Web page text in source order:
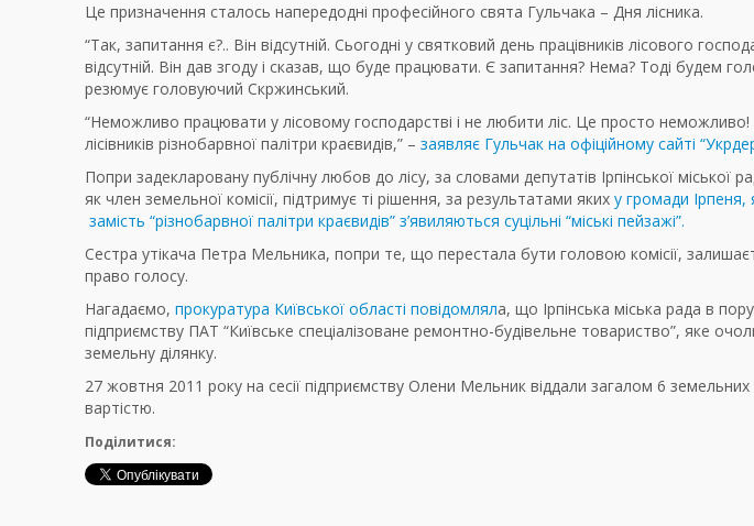
Це призначення сталось напередодні професійного свята Гульчака – Дня лісника.
“Так, запитання є?.. Він відсутній. Сьогодні у святковий день працівників лісового
відсутній. Він дав згоду і сказав, що буде працювати. Є запитання? Нема? Тоді будем
резюмує головуючий Скржинський.
“Неможливо працювати у лісовому господарстві і не любити ліс. Це просто неможливо!
лісівників різнобарвної палітри краєвидів,” – заявляє Гульчак на офіційному сайті
Попри задекларовану публічну любов до лісу, за словами депутатів Ірпінської міської
як член земельної комісії, підтримує ті рішення, за результатами яких у громади Ірпеня,
замість “різнобарвної палітри краєвидів” з’явиляються суцільні “міські пейзажі”.
Сестра утікача Петра Мельника, попри те, що перестала бути головою комісії,
право голосу.
Нагадаємо, прокуратура Київської області повідомляла, що Ірпінська міська рада в
підприємству ПАТ “Київське спеціалізоване ремонтно-будівельне товариство”, яке
земельну ділянку.
27 жовтня 2011 року на сесії підприємству Олени Мельник віддали загалом 6
вартістю.
Поділитися: